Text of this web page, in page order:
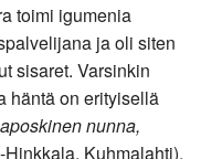
toimi igumenia
ja oli siten
sisaret. Varsinkin
häntä on erityisellä
nunna,
Kuhmalahti).